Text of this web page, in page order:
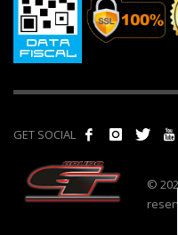
GET SOCIAL
©